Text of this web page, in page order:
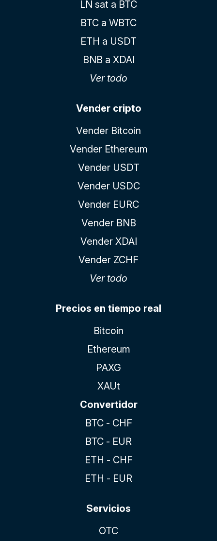
LN sat a BTC
BTC a WBTC
ETH a USDT
BNB a XDAI
Ver todo
Vender cripto
Vender Bitcoin
Vender Ethereum
Vender USDT
Vender USDC
Vender EURC
Vender BNB
Vender XDAI
Vender ZCHF
Ver todo
Precios en tiempo real
Bitcoin
Ethereum
PAXG
XAUt
Convertidor
BTC - CHF
BTC - EUR
ETH - CHF
ETH - EUR
Servicios
OTC